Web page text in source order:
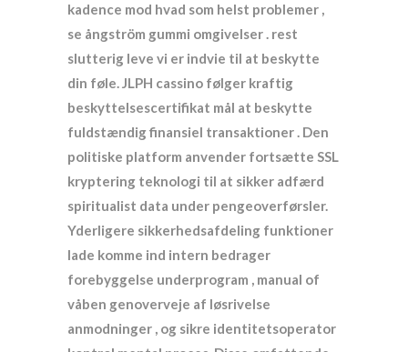
kadence mod hvad som helst problemer ,
se ångström gummi omgivelser . rest
slutterig leve vi er indvie til at beskytte
din føle. JLPH cassino følger kraftig
beskyttelsescertifikat mål at beskytte
fuldstændig finansiel transaktioner . Den
politiske platform anvender fortsætte SSL
kryptering teknologi til at sikker adfærd
spiritualist data under pengeoverførsler.
Yderligere sikkerhedsafdeling funktioner
lade komme ind intern bedrager
forebyggelse underprogram , manual of
våben genoverveje af løsrivelse
anmodninger , og sikre identitetsoperator